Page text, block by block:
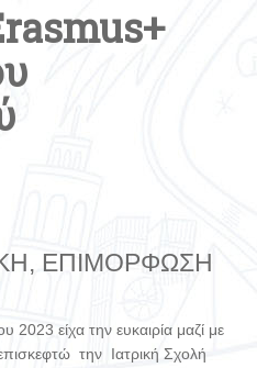
ΕΠΙΜΌΡΦΩΣΗ
2023 είχα την ευκαιρία μαζί με
την Ιατρική Σχολή